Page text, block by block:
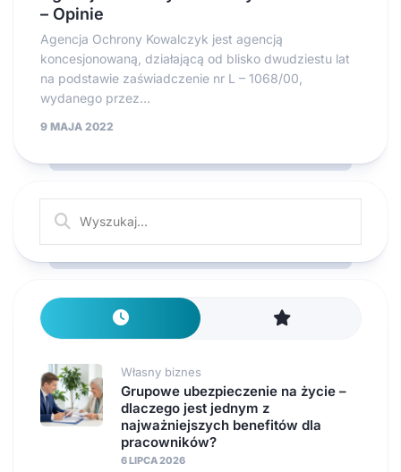
– Opinie
Agencja Ochrony Kowalczyk jest agencją
koncesjonowaną, działającą od blisko dwudziestu lat
na podstawie zaświadczenie nr L – 1068/00,
wydanego przez...
9 MAJA 2022
Własny biznes
Grupowe ubezpieczenie na życie –
dlaczego jest jednym z
najważniejszych benefitów dla
pracowników?
6 LIPCA 2026